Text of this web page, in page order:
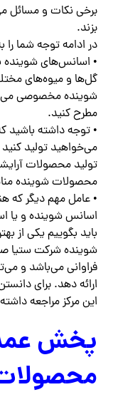
برخی نکات و مسائل
بزند.
در ادامه توجه شما
• اسانس‌های شوینده
گل‌ها و میوه‌های
شوینده مخصوصی
مطرح کنید.
• توجه داشته باشید
می‌خواهید تولید
تولید محصولات
محصولات شوینده
• عامل مهم دیگر که
اسانس شوینده و یا
باید بگوییم یکی
شوینده شرکت ستیا
فراوانی می‌باشد و
ارائه دهد. برای
این مرکز مراجعه
پخش